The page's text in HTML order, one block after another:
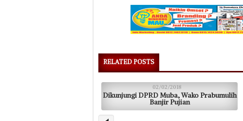
RELATED POSTS
02/02/2018
Dikunjungi DPRD Muba, Wako Prabumulih
Banjir Pujian